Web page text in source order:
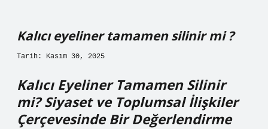
Kalıcı eyeliner tamamen silinir mi ?
Tarih: Kasım 30, 2025
Kalıcı Eyeliner Tamamen Silinir
mi? Siyaset ve Toplumsal İlişkiler
Çerçevesinde Bir Değerlendirme